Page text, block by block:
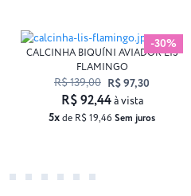
-30%
CALCINHA BIQUÍNI AVIADOR LIS
FLAMINGO
R$ 139,00 R$ 97,30
5xde R$ 19,46 Sem juros
R$ 92,44à vista